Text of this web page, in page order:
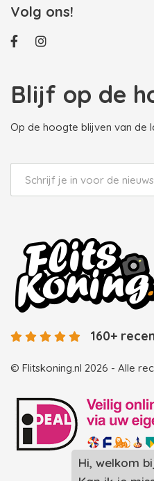
Hi, welkom
Volg ons!
Blijf op de
Op de hoogte blijven van de
© Flitskoning.nl 2026 - Alle
160+
Landingspagina